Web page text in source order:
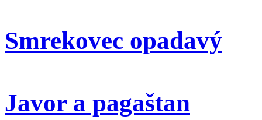
Smrekovec opadavý
Javor a pagaštan